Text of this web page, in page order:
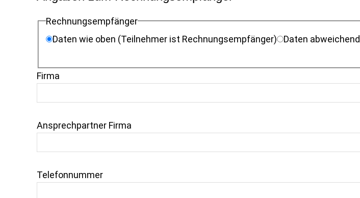
Rechnungsempfänger
Daten wie oben (Teilnehmer ist Rechnungsempfänger)
Daten abweichend
Firma
Ansprechpartner Firma
Telefonnummer